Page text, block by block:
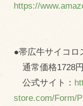
https://
●帯広牛サイコ
通常価格1728
公式サイト：
store.com/Form/